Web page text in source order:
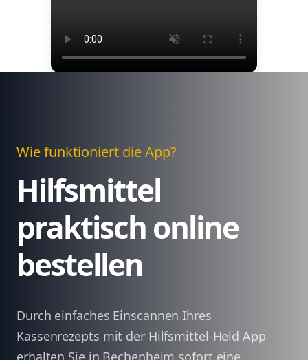
Wie funktioniert die App?
Hilfsmittel
praktisch online
bestellen
Durch einfaches Einscannen Ihres
Kassenrezepts mit der Hilfsmittel-Held App
erhalten Sie in Bechenheim sofort eine